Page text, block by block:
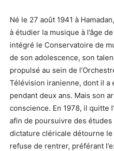
Né le 27 août 1941 à
à étudier la musique à l’âge
intégré le Conservatoire de
de son adolescence, son
propulsé au sein de
Télévision iranienne, dont il a
pendant deux ans. Mais son
conscience. En 1978, il quitte
afin de poursuivre des
dictature cléricale détourne
refuse de rentrer, préférant